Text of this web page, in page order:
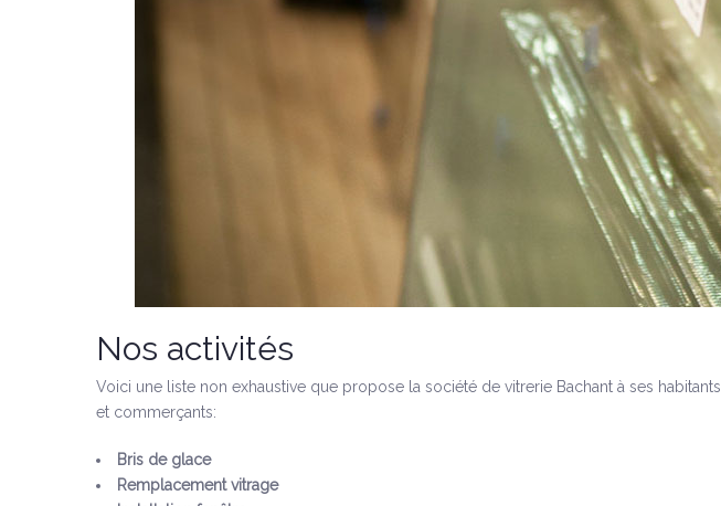
Nos activités
Voici une liste non exhaustive que propose la société de vitrerie Bachant à ses habitants
et commerçants:
Bris de glace
Remplacement vitrage